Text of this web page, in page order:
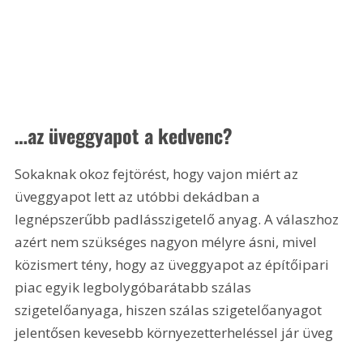
…az üveggyapot a kedvenc?
Sokaknak okoz fejtörést, hogy vajon miért az
üveggyapot lett az utóbbi dekádban a
legnépszerűbb padlásszigetelő anyag. A válaszhoz
azért nem szükséges nagyon mélyre ásni, mivel
közismert tény, hogy az üveggyapot az építőipari
piac egyik legbolygóbarátabb szálas
szigetelőanyaga, hiszen szálas szigetelőanyagot
jelentősen kevesebb környezetterheléssel jár üveg